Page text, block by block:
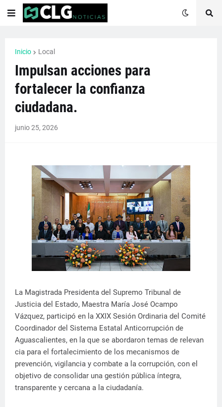
Inicio Local
Impulsan acciones para
fortalecer la confianza
ciudadana.
junio 25, 2026
La Magistrada Presidenta del Supremo Tribunal de
Justicia del Estado, Maestra María José Ocampo
Vázquez, participó en la XXIX Sesión Ordinaria del Comité
Coordinador del Sistema Estatal Anticorrupción de
Aguascalientes, en la que se abordaron temas de relevan
cia para el fortalecimiento de los mecanismos de
prevención, vigilancia y combate a la corrupción, con el
objetivo de consolidar una gestión pública íntegra,
transparente y cercana a la ciudadanía.